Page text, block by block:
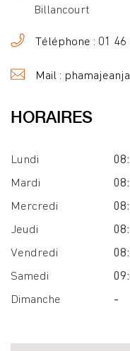
Billancourt
Téléphone : 01 46
Mail :
HORAIRES
Lundi
Mardi
Mercredi
Jeudi
Vendredi
Samedi
Dimanche
-